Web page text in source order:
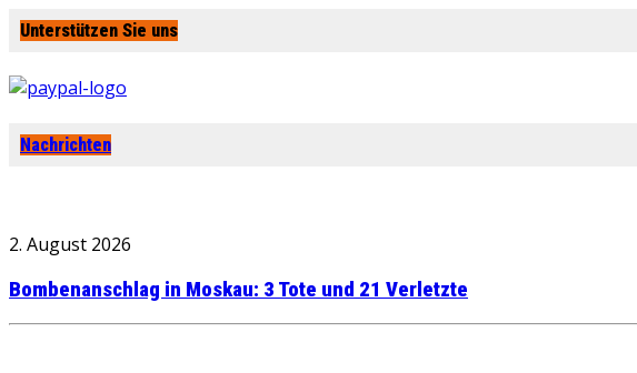
Unterstützen Sie uns
Nachrichten
2. August 2026
Bombenanschlag in Moskau: 3 Tote und 21 Verletzte